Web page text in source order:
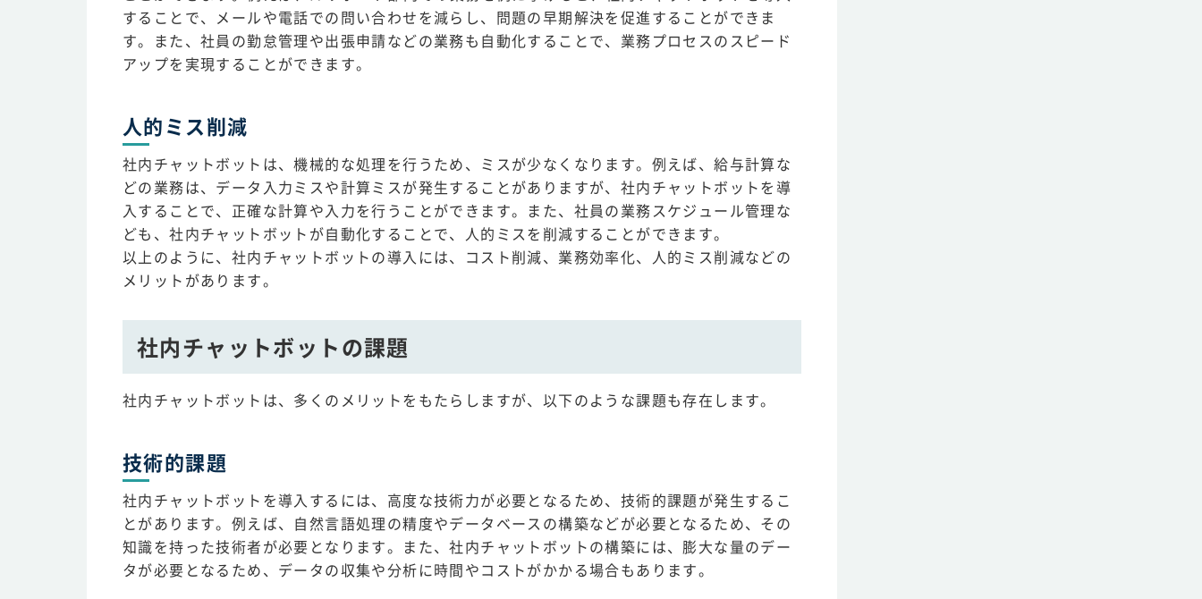
することで、メールや電話での問い合わせを減らし、問題の早期解決を促進することができま
す。また、社員の勤怠管理や出張申請などの業務も自動化することで、業務プロセスのスピード
アップを実現することができます。
人的ミス削減
社内チャットボットは、機械的な処理を行うため、ミスが少なくなります。例えば、給与計算な
どの業務は、データ入力ミスや計算ミスが発生することがありますが、社内チャットボットを導
入することで、正確な計算や入力を行うことができます。また、社員の業務スケジュール管理な
ども、社内チャットボットが自動化することで、人的ミスを削減することができます。
以上のように、社内チャットボットの導入には、コスト削減、業務効率化、人的ミス削減などの
メリットがあります。
社内チャットボットの課題
社内チャットボットは、多くのメリットをもたらしますが、以下のような課題も存在します。
技術的課題
社内チャットボットを導入するには、高度な技術力が必要となるため、技術的課題が発生するこ
とがあります。例えば、自然言語処理の精度やデータベースの構築などが必要となるため、その
知識を持った技術者が必要となります。また、社内チャットボットの構築には、膨大な量のデー
タが必要となるため、データの収集や分析に時間やコストがかかる場合もあります。